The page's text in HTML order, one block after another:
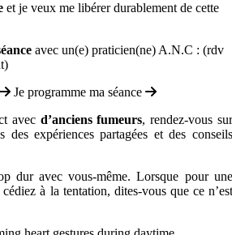
et je veux me libérer durablement de cette
avec un(e) praticien(ne) A.N.C : (rdv
Je programme ma séance
avec d’anciens fumeurs, rendez-vous sur
des expériences partagées et des conseils
dur avec vous-même. Lorsque pour une
à la tentation, dites-vous que ce n’est